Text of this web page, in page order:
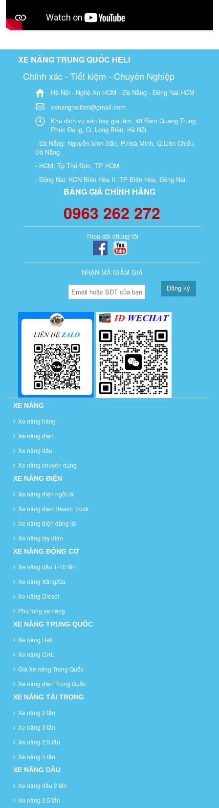
XE NÂNG TRUNG QUỐC HELI
Chính xác - Tiết kiệm - Chuyên Nghiệp
Hà Nội - Nghệ An HCM - Đà Nẵng - Đồng Nai-HCM
xenanghelibm@gmail.com
Khu dịch vụ sân bay gia lâm, 48 Đàm Quang Trung,
Phúc Đồng, Q. Long Biên, Hà Nội.
- Đà Nẵng: Nguyễn Sinh Sắc, P.Hoà Minh, Q.Liên Chiểu,
Đà Nẵng.
- HCM: Tp Thủ Đức, TP HCM
- Đồng Nai: KCN Biên Hòa II, TP Biên Hòa, Đồng Nai.
BẢNG GIÁ CHÍNH HÃNG
0963 262 272
Theo dõi chúng tôi
NHẬN MÃ GIẢM GIÁ
Đăng ký
XE NÂNG
Xe nâng hàng
Xe nâng điện
Xe nâng dầu
Xe nâng chuyên dụng
XE NÂNG ĐIỆN
Xe nâng điện ngồi lái
Xe nâng điện Reach Truck
Xe nâng điện đứng lái
Xe nâng tay điện
XE NÂNG ĐỘNG CƠ
Xe nâng dầu 1-10 tấn
Xe nâng Xăng/Ga
Xe nâng Diesel
Phụ tùng xe nâng
XE NÂNG TRUNG QUỐC
Xe nâng Heli
Xe nâng CHL
Giá Xe nâng Trung Quốc
Xe nâng điện Trung Quốc
XE NÂNG TẢI TRỌNG
Xe nâng 2 tấn
Xe nâng 3 tấn
Xe nâng 2.5 tấn
Xe nâng 5 tấn
XE NÂNG DẦU
Xe nâng dầu 2 tấn
Xe nâng 2.5 tấn